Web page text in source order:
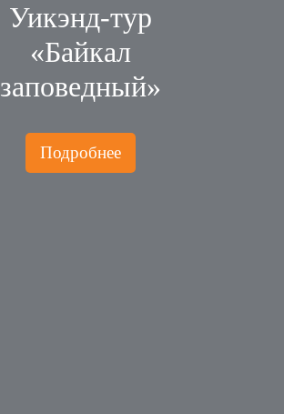
Уикэнд-тур
«Байкал
заповедный»
Подробнее